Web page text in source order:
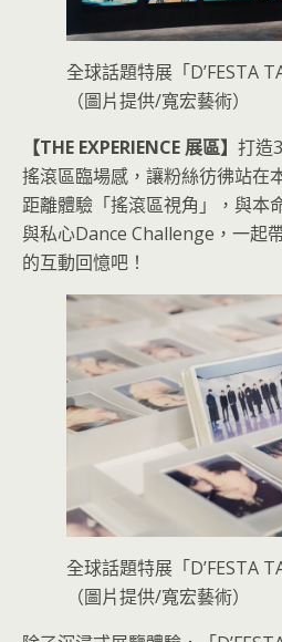
全球話題特展「D’FESTA
（圖片提供/寬宏藝術）
【THE EXPERIENCE 展區】 打造
搖滾區臨場感，讓粉絲彷彿站在
距離體驗「搖滾區視角」，與本
與私心Dance Challenge，一起
的互動回憶吧！
全球話題特展「D’FESTA
（圖片提供/寬宏藝術）